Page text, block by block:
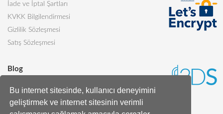
Bu internet sitesinde, kullanıcı deneyimini
geliştirmek ve internet sitesinin verimli
İade ve İptal Şartları
KVKK Bilgilendirmesi
Gizlilik Sözleşmesi
Satış Sözleşmesi
Blog
Butik Pasta Nedir?
Tüm Blog Yazıları